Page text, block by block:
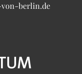
berlin.de